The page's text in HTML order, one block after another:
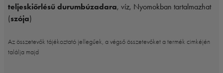
teljeskiőrlésű durumbúzadara, víz, Nyomokban tartalmazhat
(szója)
Az összetevők tájékoztató jellegűek, a végső összetevőket a termék cimkéjén
találja majd